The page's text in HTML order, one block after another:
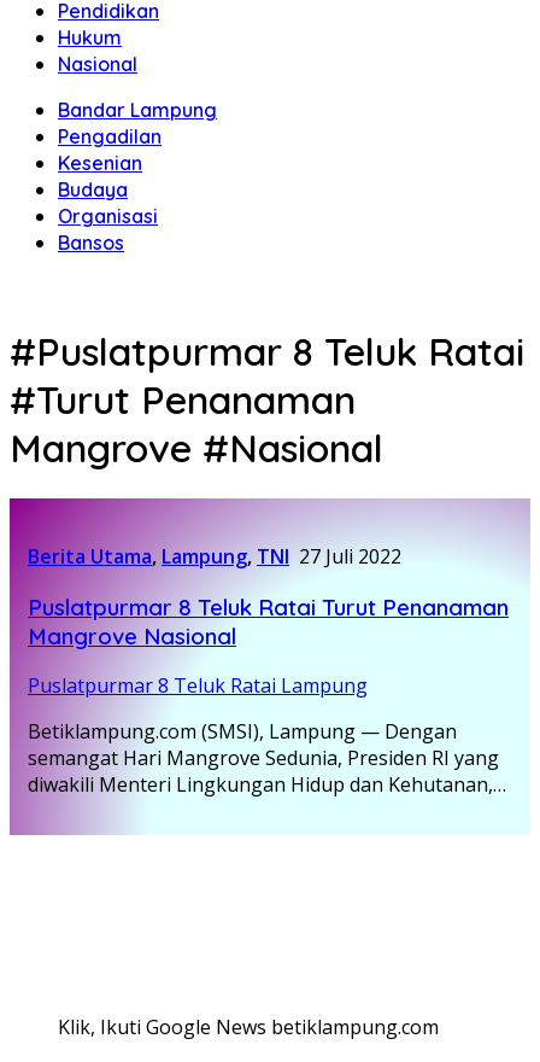
Pendidikan
Hukum
Nasional
Bandar Lampung
Pengadilan
Kesenian
Budaya
Organisasi
Bansos
#Puslatpurmar 8 Teluk Ratai
#Turut Penanaman
Mangrove #Nasional
Berita Utama, Lampung, TNI 27 Juli 2022
Puslatpurmar 8 Teluk Ratai Turut Penanaman
Mangrove Nasional
Puslatpurmar 8 Teluk Ratai Lampung
Betiklampung.com (SMSI), Lampung — Dengan
semangat Hari Mangrove Sedunia, Presiden RI yang
diwakili Menteri Lingkungan Hidup dan Kehutanan,…
Klik, Ikuti Google News betiklampung.com